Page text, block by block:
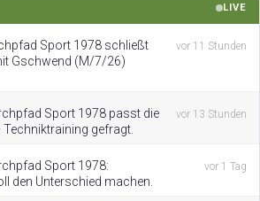
LIVE
Sport 1978 schließt
Gschwend (M/7/26)
vor 11 Stunden
Sport 1978 passt die
gefragt.
vor 13 Stunden
Sport 1978:
den Unterschied machen.
vor 1 Tag